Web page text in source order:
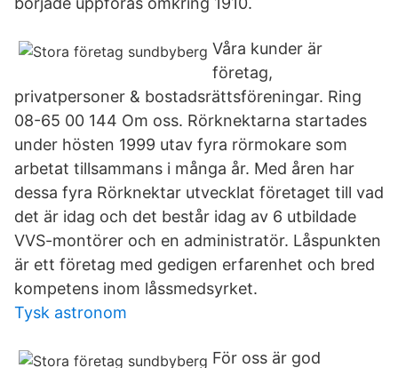
Våra kunder är
företag,
privatpersoner & bostadsrättsföreningar. Ring
08-65 00 144 Om oss. Rörknektarna startades
under hösten 1999 utav fyra rörmokare som
arbetat tillsammans i många år. Med åren har
dessa fyra Rörknektar utvecklat företaget till vad
det är idag och det består idag av 6 utbildade
VVS-montörer och en administratör. Låspunkten
är ett företag med gedigen erfarenhet och bred
kompetens inom låssmedsyrket.
Tysk astronom
För oss är god